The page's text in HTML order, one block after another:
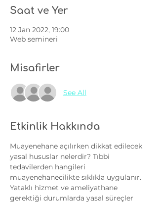
Saat ve Yer
12 Jan 2022, 19:00
Web semineri
Misafirler
See All
Etkinlik Hakkında
Muayenehane açılırken dikkat edilecek
yasal hususlar nelerdir? Tıbbi
tedavilerden hangileri
muayenehanecilikte sıklıkla uygulanır.
Yataklı hizmet ve ameliyathane
gerektiği durumlarda yasal süreçler